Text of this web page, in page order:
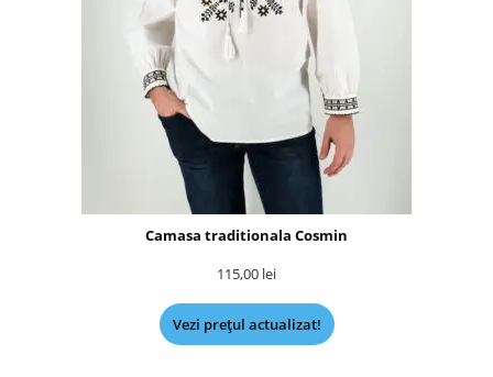
Camasa traditionala Cosmin
115,00 lei
Vezi prețul actualizat!